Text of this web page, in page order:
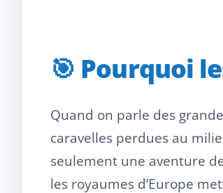
🎯 Pourquoi
Quand on parle des
caravelles perdues au
seulement une aventure
les royaumes d’Europe